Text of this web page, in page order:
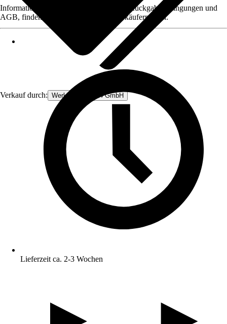
Verkauf durch: Werkzeugstore24 GmbH
Informationen des Verkäufers, wie z. B. Rückgabebedingungen und
AGB, finden Sie bei Klick auf den Verkäufernamen.
Lieferzeit ca. 2-3 Wochen